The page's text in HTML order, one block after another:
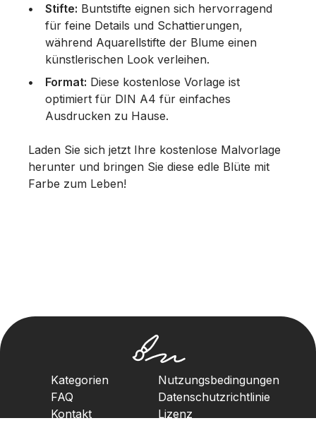
Stifte: Buntstifte eignen sich hervorragend
für feine Details und Schattierungen,
während Aquarellstifte der Blume einen
künstlerischen Look verleihen.
Format: Diese kostenlose Vorlage ist
optimiert für DIN A4 für einfaches
Ausdrucken zu Hause.
Laden Sie sich jetzt Ihre kostenlose Malvorlage
herunter und bringen Sie diese edle Blüte mit
Farbe zum Leben!
Kategorien
FAQ
Kontakt
Nutzungsbedingungen
Datenschutzrichtlinie
Lizenz